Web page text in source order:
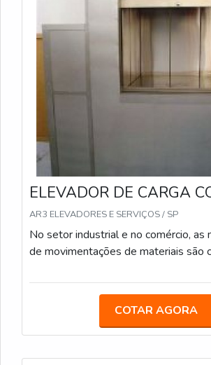
ELEVADOR DE CARGA
AR3 ELEVADORES E SERVIÇOS / SP
No setor industrial e no comércio, as
de movimentações de materiais são
COTAR AGORA